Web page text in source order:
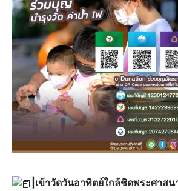
|เข้าวัดวันอาทิตย์ใกล้ชิดพระศาส